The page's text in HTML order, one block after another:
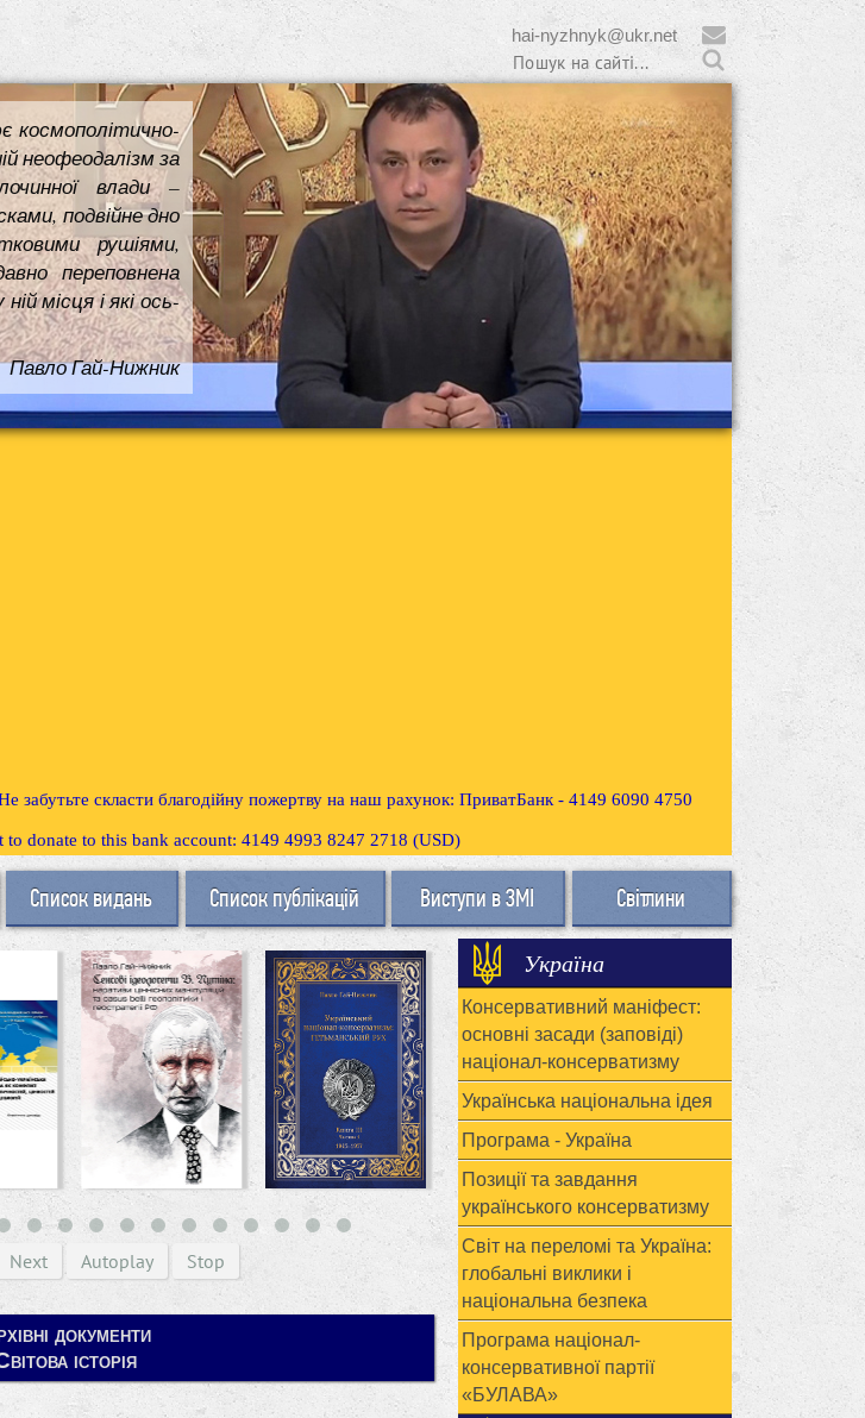
hai-nyzhnyk@ukr.net
космополітично-
неофеодалізм за
влади –
подвійне дно
рушіями,
переповнена
місця і які ось-
Павло Гай-Нижник
забутьте скласти благодійну пожертву на наш рахунок: ПриватБанк - 4149 6090 4750
donate to this bank account: 4149 4993 8247 2718 (USD)
Список видань Список публікацій Виступи в ЗМІ Світлини
Next Autoplay Stop
документи
історія
Україна
Консервативний маніфест:
основні засади (заповіді)
націонал-консерватизму
Українська національна ідея
Програма - Україна
Позиції та завдання
українського консерватизму
Світ на переломі та Україна:
глобальні виклики і
національна безпека
Програма націонал-
консервативної партії
«БУЛАВА»